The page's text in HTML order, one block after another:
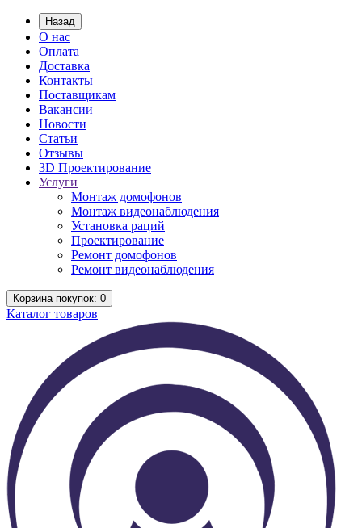
Назад
О нас
Оплата
Доставка
Контакты
Поставщикам
Вакансии
Новости
Статьи
Отзывы
3D Проектирование
Услуги
Монтаж домофонов
Монтаж видеонаблюдения
Установка раций
Проектирование
Ремонт домофонов
Ремонт видеонаблюдения
Корзинапокупок: 0
Каталог товаров